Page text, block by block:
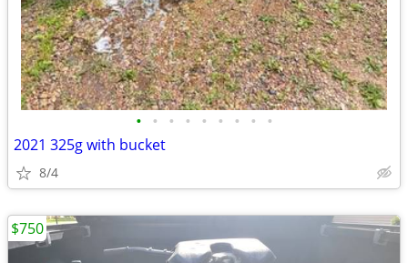
• • • • • • • • •
2021 325g with bucket
8/4
$750